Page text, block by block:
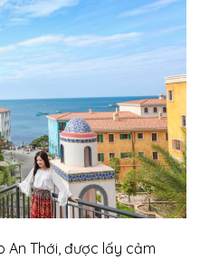
An Thới, được lấy cảm